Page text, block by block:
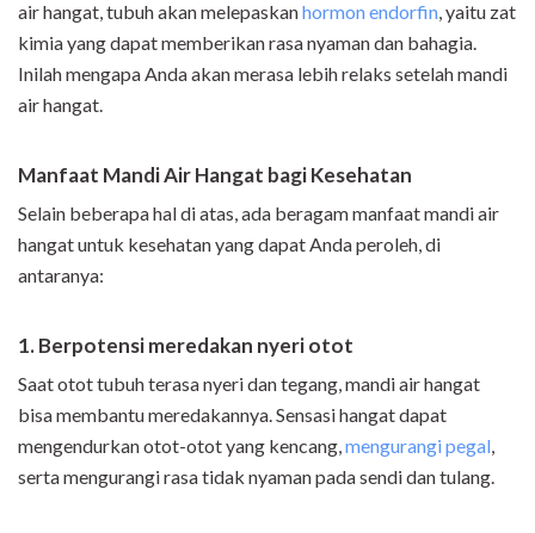
air hangat, tubuh akan melepaskanhormon endorfin, yaitu zat
kimia yang dapat memberikan rasa nyaman dan bahagia.
Inilah mengapa Anda akan merasa lebih relaks setelah mandi
air hangat.
Manfaat Mandi Air Hangat bagi Kesehatan
Selain beberapa hal di atas, ada beragam manfaat mandi air
hangat untuk kesehatan yang dapat Anda peroleh, di
antaranya:
1. Berpotensi meredakan nyeri otot
Saat otot tubuh terasa nyeri dan tegang, mandi air hangat
bisa membantu meredakannya. Sensasi hangat dapat
mengendurkan otot-otot yang kencang,mengurangi pegal,
serta mengurangi rasa tidak nyaman pada sendi dan tulang.